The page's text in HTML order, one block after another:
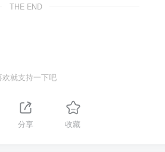
THE END
欢就支持一下吧
分享 收藏